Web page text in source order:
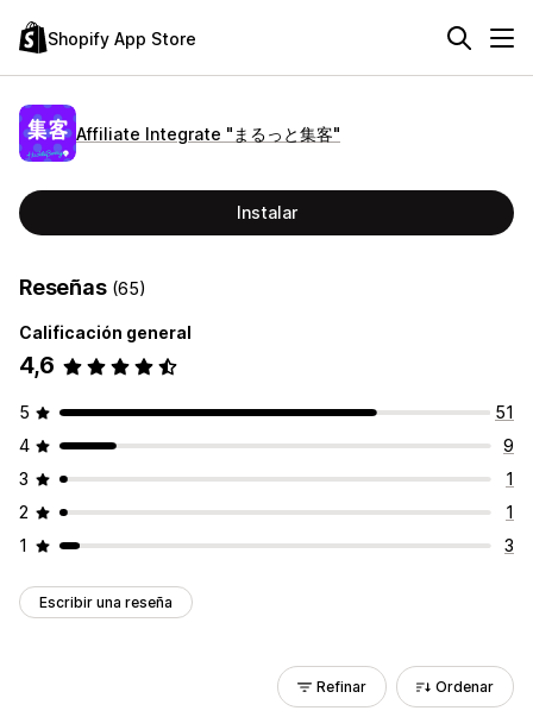
Shopify App Store
Affiliate Integrate "まるっと集客"
Instalar
Reseñas (65)
Calificación general
4,6
5
51
4
9
3
1
2
1
1
3
Escribir una reseña
Refinar Ordenar